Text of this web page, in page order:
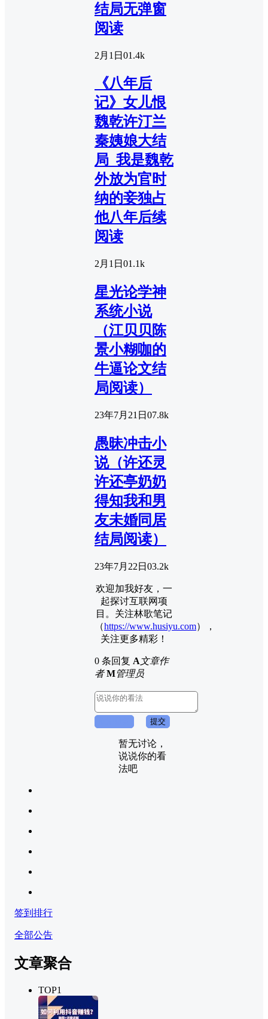
结局无弹窗
阅读
2月1日 01.4k
《八年后
记》女儿恨
魏乾许汀兰
秦姨娘大结
局_我是魏乾
外放为官时
纳的妾独占
他八年后续
阅读
2月1日 01.1k
星光论学神
系统小说
（江贝贝陈
景小糊咖的
牛逼论文结
局阅读）
23年7月21日 07.8k
愚昧冲击小
说（许还灵
许还亭奶奶
得知我和男
友未婚同居
结局阅读）
23年7月22日 03.2k
欢迎加我好友，一
起探讨互联网项
目。关注林歌笔记
（https://www.husiyu.com），
关注更多精彩！
0 条回复 A文章作
者 M管理员
提交
暂无讨论，
说说你的看
法吧
签到排行
全部公告
文章聚合
TOP1